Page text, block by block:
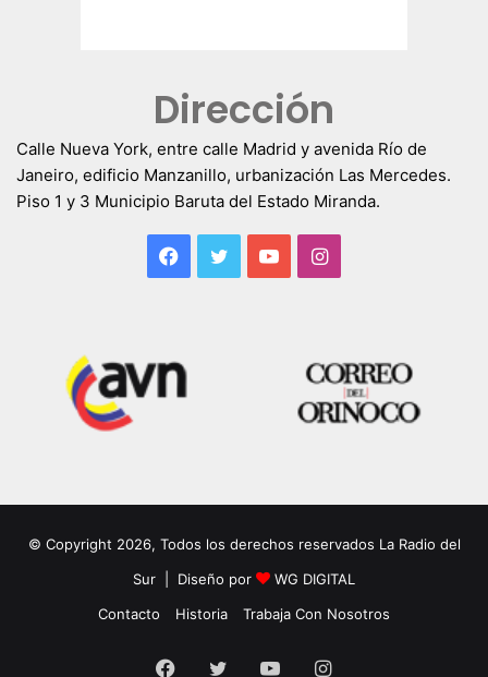
Dirección
Calle Nueva York, entre calle Madrid y avenida Río de
Janeiro, edificio Manzanillo, urbanización Las Mercedes.
Piso 1 y 3 Municipio Baruta del Estado Miranda.
Facebook
TwitterYouTubeInstagram
© Copyright 2026, Todos los derechos reservados La Radio del
Sur | Diseño por
WG DIGITAL
Contacto
Historia Trabaja Con Nosotros
Facebook
TwitterYouTubeInstagram